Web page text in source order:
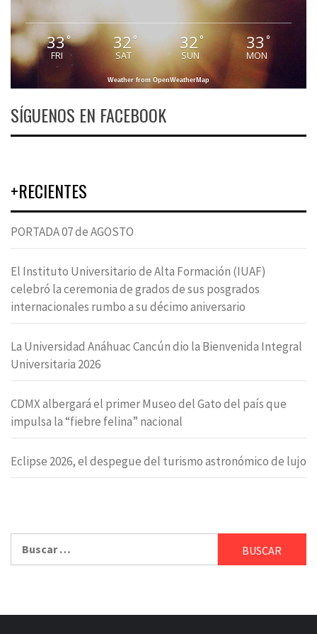
33°
FRI
32°
SAT
32°
SUN
33°
MON
Weather from OpenWeatherMap
SÍGUENOS EN FACEBOOK
+RECIENTES
PORTADA 07 de AGOSTO
El Instituto Universitario de Alta Formación (IUAF)
celebró la ceremonia de grados de sus posgrados
internacionales rumbo a su décimo aniversario
La Universidad Anáhuac Cancún dio la Bienvenida Integral
Universitaria 2026
CDMX albergará el primer Museo del Gato del país que
impulsa la “fiebre felina” nacional
Eclipse 2026, el despegue del turismo astronómico de lujo